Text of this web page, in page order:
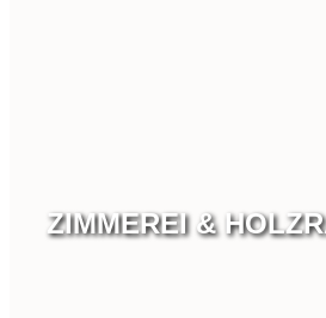
ZIMMEREI &